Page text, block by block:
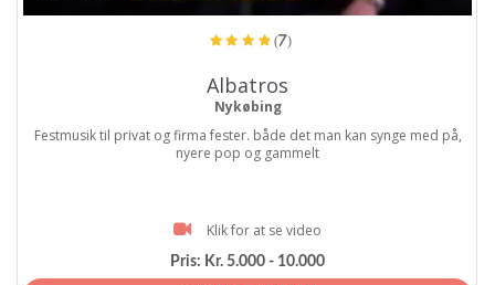
(7)
Albatros
Nykøbing
Festmusik til privat og firma fester. både det man kan synge med på,
nyere pop og gammelt
Klik for at se video
Pris: Kr. 5.000 - 10.000